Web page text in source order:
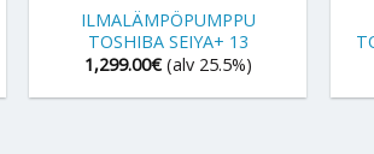
ILMALÄMPÖPUMPPU
TOSHIBA SEIYA+ 13
1,299.00€ (alv 25.5%)